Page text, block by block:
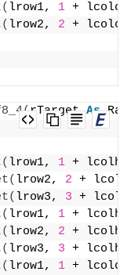
( lrow1, 1 +
( lrow2, 2 +
(rTarget As
( lrow1, 1 +
( lrow2, 2 +
( lrow3, 3 +
( lrow1, 1 +
( lrow2, 2 +
( lrow3, 3 +
( lrow1, 1 +